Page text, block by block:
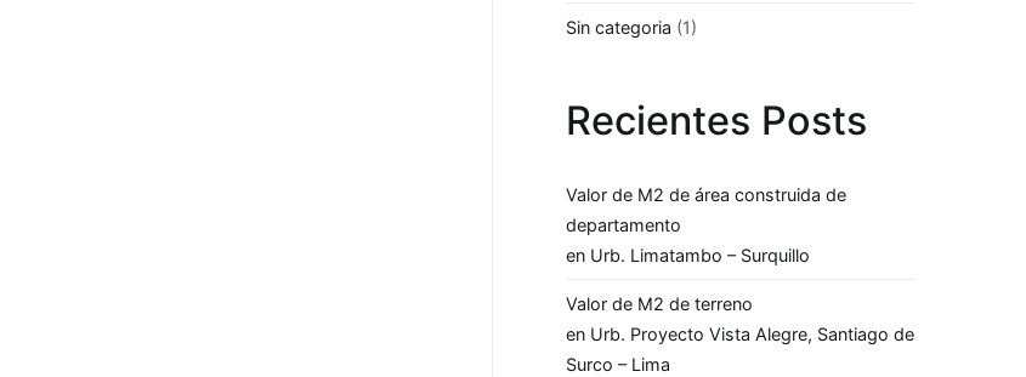
Sin categoria (1)
Recientes Posts
Valor de M2 de área construida de
departamento
en Urb. Limatambo – Surquillo
Valor de M2 de terreno
en Urb. Proyecto Vista Alegre, Santiago de
Surco – Lima